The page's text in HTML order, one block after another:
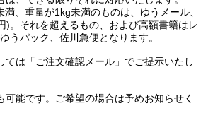
、重量が1kg未満のものは、ゆうメール、
)。それを超えるもの、および高額書籍はレ
うパック、佐川急便となります。
ては「ご注文確認メール」でご提示いたし
可能です。ご希望の場合は予めお知らせく